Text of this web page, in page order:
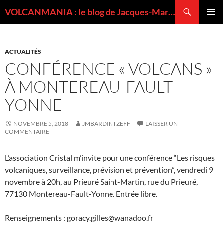
VOLCANMANIA : le blog de Jacques-Marie BARDINTZEFF, volcanologue
ACTUALITÉS
CONFÉRENCE « VOLCANS »
À MONTEREAU-FAULT-
YONNE
NOVEMBRE 5, 2018 JMBARDINTZEFF
LAISSER UN
COMMENTAIRE
L’association Cristal m’invite pour une conférence “Les risques
volcaniques, surveillance, prévision et prévention”, vendredi 9
novembre à 20h, au Prieuré Saint-Martin, rue du Prieuré,
77130 Montereau-Fault-Yonne. Entrée libre.
Renseignements : goracy.gilles@wanadoo.fr